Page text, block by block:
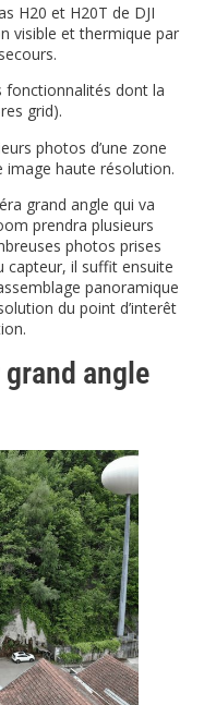
H20 et H20T de DJI
visible et thermique par
fonctionnalités dont la
grid).
photos d’une zone
image haute résolution.
grand angle qui va
prendra plusieurs
photos prises
capteur, il suffit ensuite
panoramique
du point d’interêt
angle